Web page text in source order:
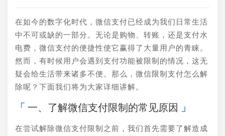
在如今的数字化时代，微信支付已经成为我们日常生活
中不可或缺的一部分。无论是购物、转账，还是支付水
电费，微信支付的便捷性使它赢得了大量用户的青睐。
然而，有时候用户会遇到支付功能被限制的情况，这无
疑会给生活带来诸多不便。那么，微信限制支付怎么解
除呢？下面我们将为大家详细讲解。
一、了解微信支付限制的常见原因
在尝试解除微信支付限制之前，我们首先需要了解造成